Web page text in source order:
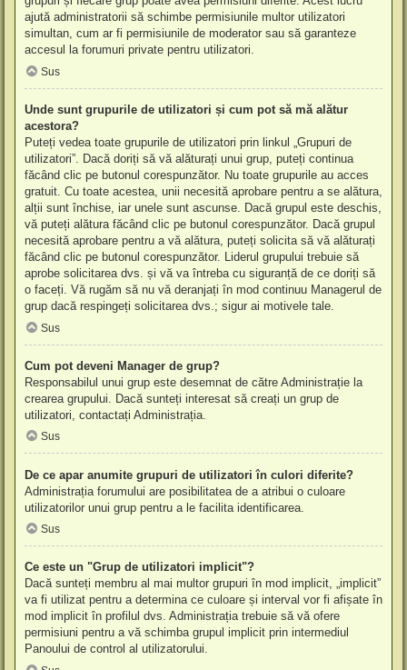
ajută administratorii să schimbe permisiunile multor utilizatori
simultan, cum ar fi permisiunile de moderator sau să garanteze
accesul la forumuri private pentru utilizatori.
Sus
Unde sunt grupurile de utilizatori și cum pot să mă alătur
acestora?
Puteți vedea toate grupurile de utilizatori prin linkul „Grupuri de
utilizatori”. Dacă doriți să vă alăturați unui grup, puteți continua
făcând clic pe butonul corespunzător. Nu toate grupurile au acces
gratuit. Cu toate acestea, unii necesită aprobare pentru a se alătura,
alții sunt închise, iar unele sunt ascunse. Dacă grupul este deschis,
vă puteți alătura făcând clic pe butonul corespunzător. Dacă grupul
necesită aprobare pentru a vă alătura, puteți solicita să vă alăturați
făcând clic pe butonul corespunzător. Liderul grupului trebuie să
aprobe solicitarea dvs. și vă va întreba cu siguranță de ce doriți să
o faceți. Vă rugăm să nu vă deranjați în mod continuu Managerul de
grup dacă respingeți solicitarea dvs.; sigur ai motivele tale.
Sus
Cum pot deveni Manager de grup?
Responsabilul unui grup este desemnat de către Administrație la
crearea grupului. Dacă sunteți interesat să creați un grup de
utilizatori, contactați Administrația.
Sus
De ce apar anumite grupuri de utilizatori în culori diferite?
Administrația forumului are posibilitatea de a atribui o culoare
utilizatorilor unui grup pentru a le facilita identificarea.
Sus
Ce este un "Grup de utilizatori implicit"?
Dacă sunteți membru al mai multor grupuri în mod implicit, „implicit”
va fi utilizat pentru a determina ce culoare și interval vor fi afișate în
mod implicit în profilul dvs. Administrația trebuie să vă ofere
permisiuni pentru a vă schimba grupul implicit prin intermediul
Panoului de control al utilizatorului.